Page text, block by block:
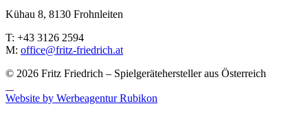
Kühau 8, 8130 Frohn­leiten
T: +43 3126 2594
M: office@fritz-fried­rich.at
© 2026 Fritz Friedrich – Spielgerätehersteller aus Österreich
Website by Werbeagentur Rubikon